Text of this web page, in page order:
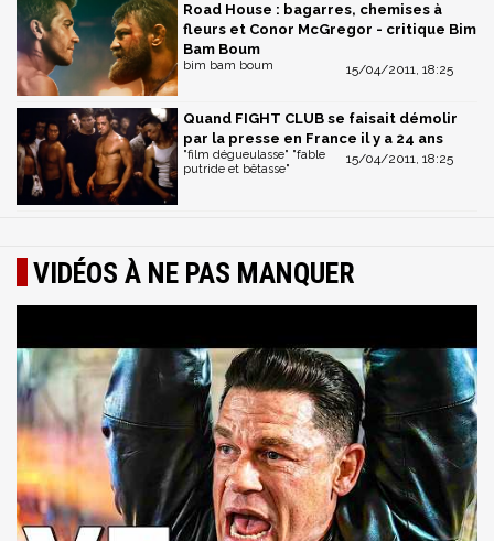
Road House : bagarres, chemises à
fleurs et Conor McGregor - critique Bim
Bam Boum
15/04/2011, 18:25
bim bam boum
Quand FIGHT CLUB se faisait démolir
par la presse en France il y a 24 ans
15/04/2011, 18:25
"film dégueulasse" "fable
putride et bêtasse"
VIDÉOS À NE PAS MANQUER